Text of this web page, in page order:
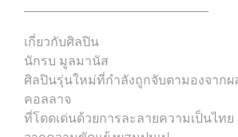
เกี่ยวกับศิลปิน
นักรบ มูลมานัส
ศิลปินรุ่นใหม่ที่กำลังถูกจับตามองจาก
คอลลาจ
ที่โดดเด่นด้วยการละลายความเป็นไท